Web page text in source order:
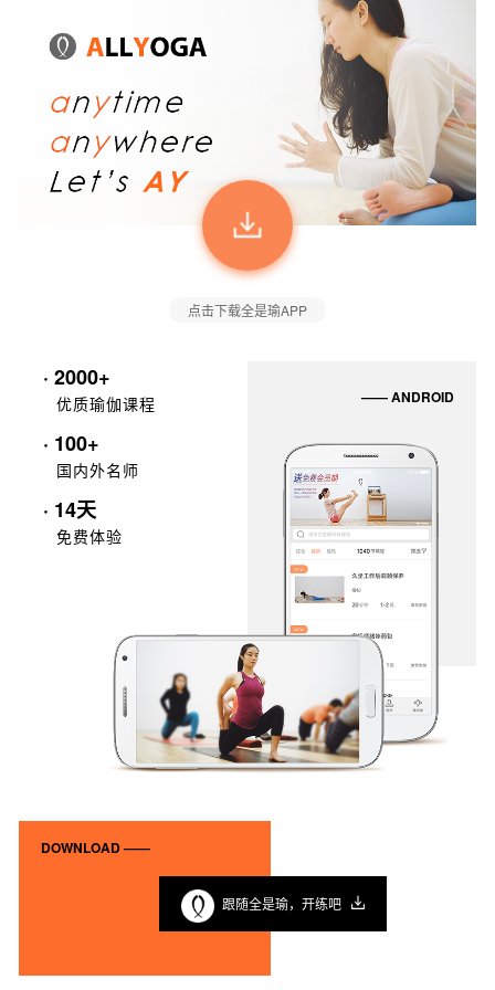
点击下载全是瑜APP
· 2000+
优质瑜伽课程
· 100+
国内外名师
· 14天
免费体验
—— ANDROID
DOWNLOAD ——
跟随全是瑜，开练吧